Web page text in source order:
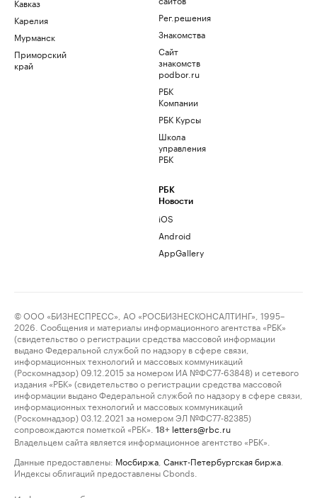
Кавказ
Карелия
Мурманск
Приморский
край
Рег.решения
Знакомства
Сайт
знакомств
podbor.ru
РБК
Компании
РБК Курсы
Школа
управления
РБК
РБК
Новости
iOS
Android
AppGallery
© ООО «БИЗНЕСПРЕСС», АО «РОСБИЗНЕСКОНСАЛТИНГ», 1995–
2026. Сообщения и материалы информационного агентства «РБК»
(свидетельство о регистрации средства массовой информации
выдано Федеральной службой по надзору в сфере связи,
информационных технологий и массовых коммуникаций
(Роскомнадзор) 09.12.2015 за номером ИА №ФС77-63848) и сетевого
издания «РБК» (свидетельство о регистрации средства массовой
информации выдано Федеральной службой по надзору в сфере связи,
информационных технологий и массовых коммуникаций
(Роскомнадзор) 03.12.2021 за номером ЭЛ №ФС77-82385)
сопровождаются пометкой «РБК».
18+ letters@rbc.ru
Владельцем сайта является информационное агентство «РБК».
Данные предоставлены: Мосбиржа Санкт-Петербургская биржа
Индексы облигаций предоставлены Cbonds.